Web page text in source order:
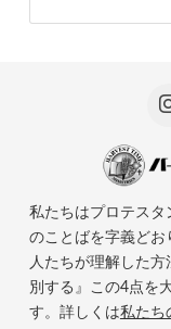
私たちはプロテスタ
のことばを字義どお
人たちが理解した
別する』この4点を
す。詳しくは私たち